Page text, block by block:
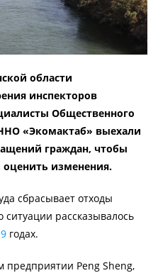
области
инспекторов
Общественного
«Экомактаб» выехали
граждан, чтобы
оценить изменения.
сбрасывает отходы
рассказывалось
годах.
Peng Sheng,